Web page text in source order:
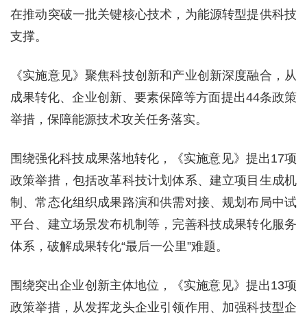
在推动突破一批关键核心技术，为能源转型提供科技
支撑。
《实施意见》聚焦科技创新和产业创新深度融合，从
成果转化、企业创新、要素保障等方面提出44条政策
举措，保障能源技术攻关任务落实。
围绕强化科技成果落地转化，《实施意见》提出17项
政策举措，包括改革科技计划体系、建立项目生成机
制、常态化组织成果路演和供需对接、规划布局中试
平台、建立场景发布机制等，完善科技成果转化服务
体系，破解成果转化“最后一公里”难题。
围绕突出企业创新主体地位，《实施意见》提出13项
政策举措，从发挥龙头企业引领作用、加强科技型企